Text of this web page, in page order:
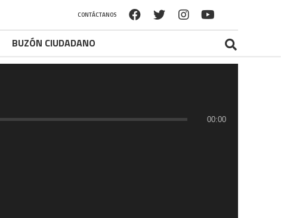
00:00
CONTÁCTANOS
BUZÓN CIUDADANO